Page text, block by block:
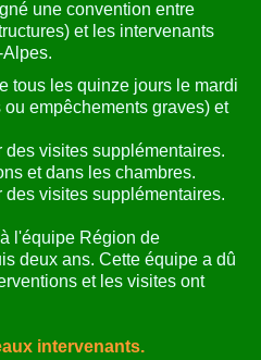
une convention entre
et les intervenants
tous les quinze jours le mardi
empêchements graves) et
visites supplémentaires.
et dans les chambres.
visites supplémentaires.
l'équipe Région de
deux ans. Cette équipe a dû
et les visites ont
intervenants.